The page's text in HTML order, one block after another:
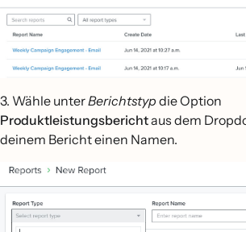
3. Wähle unterBerichtstyp die Option
Produktleistungsberichtaus dem
deinem Bericht einen Namen.